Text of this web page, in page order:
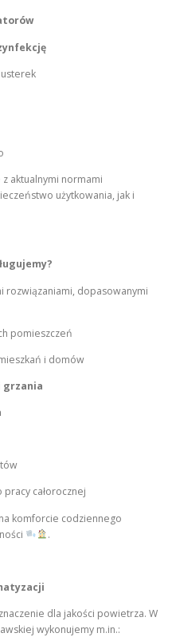
aktualnymi normami
użytkowania, jak i
rozwiązaniami, dopasowanymi
pomieszczeń
i domów
grzania
całorocznej
komforcie codziennego
.
dla jakości powietrza. W
wykonujemy m.in.: